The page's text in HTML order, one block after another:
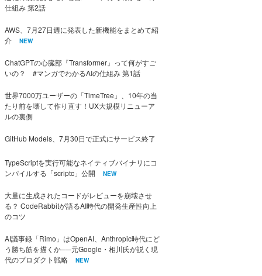
仕組み 第2話
AWS、7月27日週に発表した新機能をまとめて紹
介
NEW
ChatGPTの心臓部『Transformer』って何がすご
いの？ #マンガでわかるAIの仕組み 第1話
世界7000万ユーザーの「TimeTree」、10年の当
たり前を壊して作り直す！UX大規模リニューア
ルの裏側
GitHub Models、7月30日で正式にサービス終了
TypeScriptを実行可能なネイティブバイナリにコ
ンパイルする「scriptc」公開
NEW
大量に生成されたコードがレビューを崩壊させ
る？ CodeRabbitが語るAI時代の開発生産性向上
のコツ
AI議事録「Rimo」はOpenAI、Anthropic時代にど
う勝ち筋を描くか──元Google・相川氏が説く現
代のプロダクト戦略
NEW